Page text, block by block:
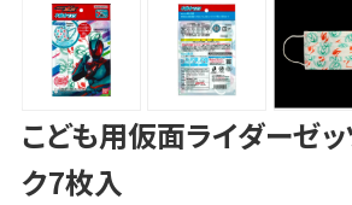
こども用仮面ライダーゼ
ク7枚入